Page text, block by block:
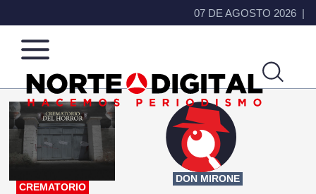
07 DE AGOSTO 2026
Norte
de
Ciudad
Más
que
noticias,
hacemos periodismo
CREMATORIO
DON MIRONE